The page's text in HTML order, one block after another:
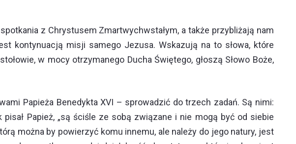
z Chrystusem Zmartwychwstałym, a także przybliżają nam
kontynuacją misji samego Jezusa. Wskazują na to słowa, które
w mocy otrzymanego Ducha Świętego, głoszą Słowo Boże,
Papieża Benedykta XVI – sprowadzić do trzech zadań. Są nimi:
pisał Papież, „są ściśle ze sobą związane i nie mogą być od siebie
można by powierzyć komu innemu, ale należy do jego natury, jest